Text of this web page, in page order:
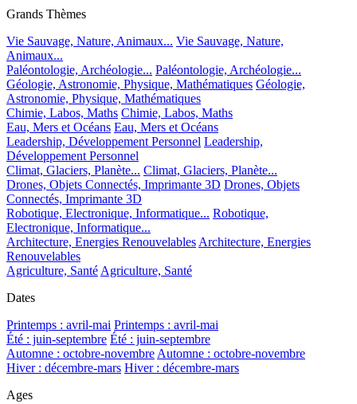
Grands Thèmes
Vie Sauvage, Nature, Animaux... Vie Sauvage, Nature,
Animaux...
Paléontologie, Archéologie... Paléontologie, Archéologie...
Géologie, Astronomie, Physique, Mathématiques Géologie,
Astronomie, Physique, Mathématiques
Chimie, Labos, Maths Chimie, Labos, Maths
Eau, Mers et Océans Eau, Mers et Océans
Leadership, Développement Personnel Leadership,
Développement Personnel
Climat, Glaciers, Planète... Climat, Glaciers, Planète...
Drones, Objets Connectés, Imprimante 3D Drones, Objets
Connectés, Imprimante 3D
Robotique, Electronique, Informatique... Robotique,
Electronique, Informatique...
Architecture, Energies RenouvelablesArchitecture, Energies
Renouvelables
Agriculture, SantéAgriculture, Santé
Dates
Printemps : avril-mai Printemps : avril-mai
Été : juin-septembre Été : juin-septembre
Automne : octobre-novembreAutomne : octobre-novembre
Hiver : décembre-mars Hiver : décembre-mars
Ages